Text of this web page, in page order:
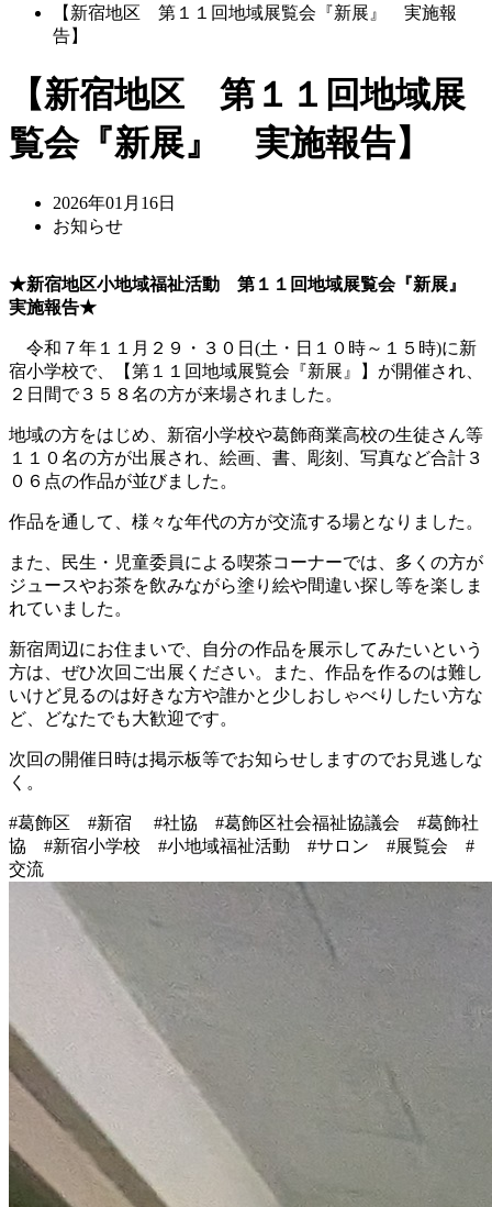
【新宿地区 第１１回地域展覧会『新展』 実施報
告】
【新宿地区 第１１回地域展
覧会『新展』 実施報告】
2026年01月16日
お知らせ
★新宿地区小地域福祉活動 第１１回地域展覧会『新展』
実施報告★
令和７年１１月２９・３０日(土・日１０時～１５時)に新
宿小学校で、【第１１回地域展覧会『新展』】が開催され、
２日間で３５８名の方が来場されました。
地域の方をはじめ、新宿小学校や葛飾商業高校の生徒さん等
１１０名の方が出展され、絵画、書、彫刻、写真など合計３
０６点の作品が並びました。
作品を通して、様々な年代の方が交流する場となりました。
また、民生・児童委員による喫茶コーナーでは、多くの方が
ジュースやお茶を飲みながら塗り絵や間違い探し等を楽しま
れていました。
新宿周辺にお住まいで、自分の作品を展示してみたいという
方は、ぜひ次回ご出展ください。また、作品を作るのは難し
いけど見るのは好きな方や誰かと少しおしゃべりしたい方な
ど、どなたでも大歓迎です。
次回の開催日時は掲示板等でお知らせしますのでお見逃しな
く。
#葛飾区 #新宿 #社協 #葛飾区社会福祉協議会 #葛飾社
協 #新宿小学校 #小地域福祉活動 #サロン #展覧会 #
交流